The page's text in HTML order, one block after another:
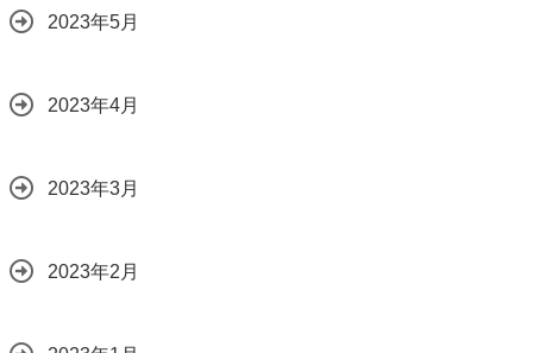
2023年5月
2023年4月
2023年3月
2023年2月